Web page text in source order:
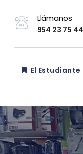
Llámanos
954 23 75 44
El Estudiante